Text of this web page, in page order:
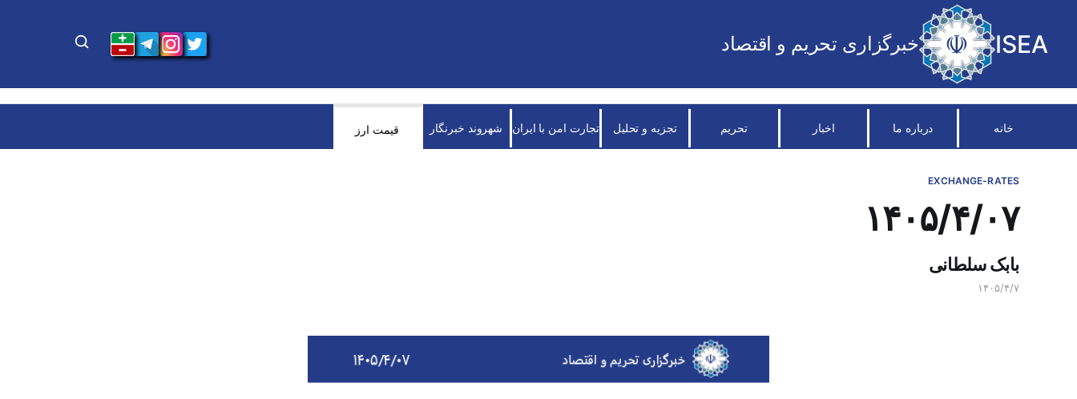
ISEA خبرگزاری تحریم و اقتصاد
خانه درباره ما اخبار تحریم تجزیه و تحلیل تجارت امن با ایران شهروند خبرنگار قیمت ارز
EXCHANGE-RATES
۱۴۰۵/۴/۰۷
بابک سلطانی
۱۴۰۵/۴/۷